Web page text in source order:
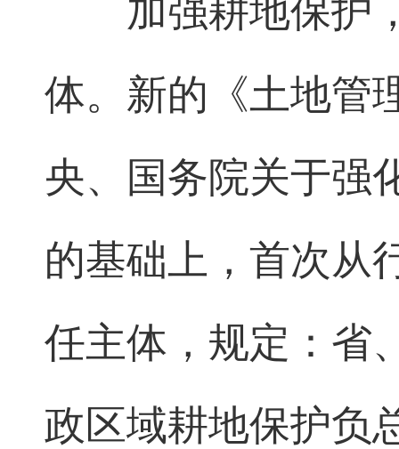
加强耕地保护
体。新的《土地管
央、国务院关于强
的基础上，首次从
任主体，规定：省
政区域耕地保护负